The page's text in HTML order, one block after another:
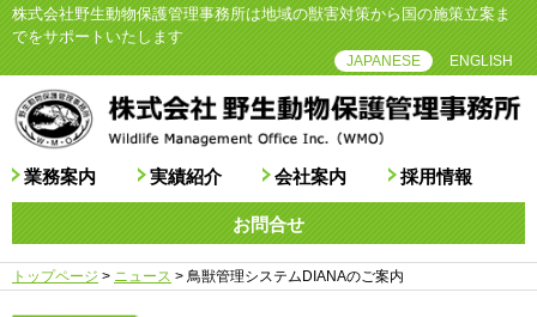
株式会社野生動物保護管理事務所は地域の獣害対策から国の施策立案ま
でをサポートいたします
JAPANESE ENGLISH
業務案内 実績紹介 会社案内 採用情報
お問合せ
トップページ > ニュース > 鳥獣管理システムDIANAのご案内